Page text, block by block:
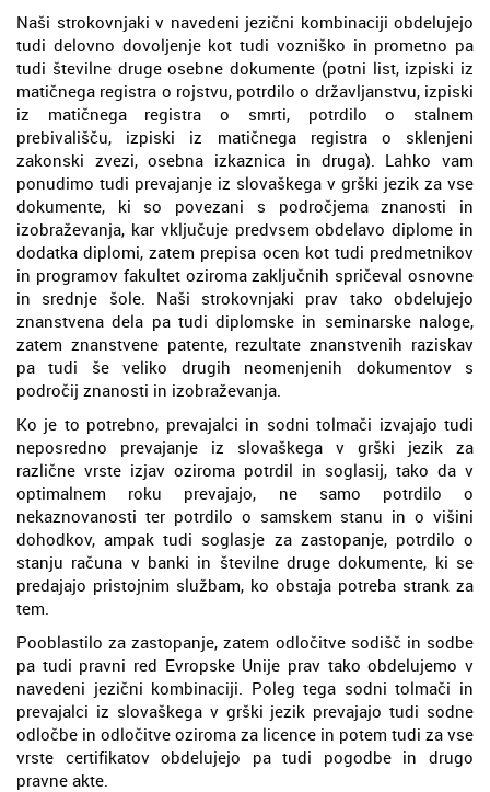
Naši strokovnjaki v navedeni jezični kombinaciji obdelujejo
tudi delovno dovoljenje kot tudi vozniško in prometno pa
tudi številne druge osebne dokumente (potni list, izpiski iz
matičnega registra o rojstvu, potrdilo o državljanstvu, izpiski
iz matičnega registra o smrti, potrdilo o stalnem
prebivališču, izpiski iz matičnega registra o sklenjeni
zakonski zvezi, osebna izkaznica in druga). Lahko vam
ponudimo tudi prevajanje iz slovaškega v grški jezik za vse
dokumente, ki so povezani s področjema znanosti in
izobraževanja, kar vključuje predvsem obdelavo diplome in
dodatka diplomi, zatem prepisa ocen kot tudi predmetnikov
in programov fakultet oziroma zaključnih spričeval osnovne
in srednje šole. Naši strokovnjaki prav tako obdelujejo
znanstvena dela pa tudi diplomske in seminarske naloge,
zatem znanstvene patente, rezultate znanstvenih raziskav
pa tudi še veliko drugih neomenjenih dokumentov s
področij znanosti in izobraževanja.
Ko je to potrebno, prevajalci in sodni tolmači izvajajo tudi
neposredno prevajanje iz slovaškega v grški jezik za
različne vrste izjav oziroma potrdil in soglasij, tako da v
optimalnem roku prevajajo, ne samo potrdilo o
nekaznovanosti ter potrdilo o samskem stanu in o višini
dohodkov, ampak tudi soglasje za zastopanje, potrdilo o
stanju računa v banki in številne druge dokumente, ki se
predajajo pristojnim službam, ko obstaja potreba strank za
tem.
Pooblastilo za zastopanje, zatem odločitve sodišč in sodbe
pa tudi pravni red Evropske Unije prav tako obdelujemo v
navedeni jezični kombinaciji. Poleg tega sodni tolmači in
prevajalci iz slovaškega v grški jezik prevajajo tudi sodne
odločbe in odločitve oziroma za licence in potem tudi za vse
vrste certifikatov obdelujejo pa tudi pogodbe in drugo
pravne akte.